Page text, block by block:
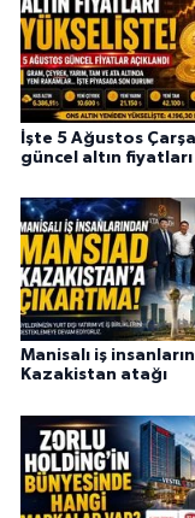
İşte 5 Ağustos
güncel altın fiyatları
Manisalı iş
Kazakistan atağı